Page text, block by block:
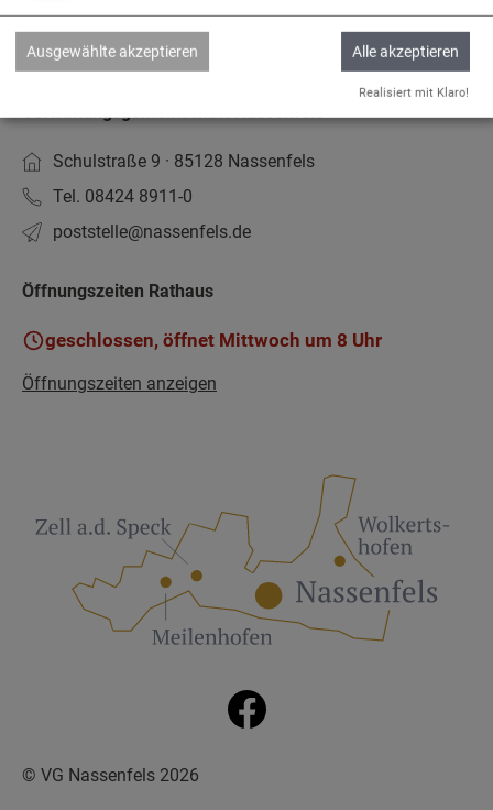
Kontakt
Verwaltungsgemeinschaft Nassenfels
Schulstraße 9 · 85128 Nassenfels
Tel. 08424 8911-0
poststelle­@nassenfels.de
Öffnungszeiten Rathaus
geschlossen, öffnet Mittwoch um 8 Uhr
Öffnungszeiten anzeigen
© VG Nassenfels 2026
Ausgewählte akzeptieren Alle akzeptieren
Realisiert mit Klaro!